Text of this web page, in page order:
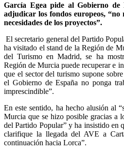
García Egea pide al Gobierno
adjudicar los fondos europeos, “no
necesidades de los proyectos”.
El secretario general del Partido
ha visitado el stand de la Región de
del Turismo en Madrid, se ha
Región de Murcia puede recuperar e
que el sector del turismo supone
el Gobierno de España no ponga
imprescindible”.
En este sentido, ha hecho alusión al
Murcia que se hizo posible gracias a
del Partido Popular” y ha insistido en
clarifique la llegada del AVE a
continuación hacia Lorca”.